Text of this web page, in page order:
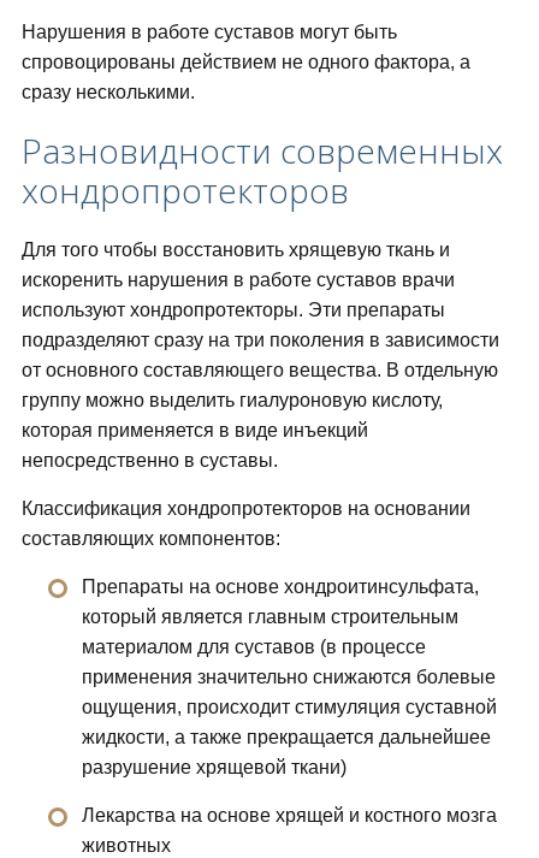
Нарушения в работе суставов могут быть
спровоцированы действием не одного фактора, а
сразу несколькими.
Разновидности современных
хондропротекторов
Для того чтобы восстановить хрящевую ткань и
искоренить нарушения в работе суставов врачи
используют хондропротекторы. Эти препараты
подразделяют сразу на три поколения в зависимости
от основного составляющего вещества. В отдельную
группу можно выделить гиалуроновую кислоту,
которая применяется в виде инъекций
непосредственно в суставы.
Классификация хондропротекторов на основании
составляющих компонентов:
Препараты на основе хондроитинсульфата,
который является главным строительным
материалом для суставов (в процессе
применения значительно снижаются болевые
ощущения, происходит стимуляция суставной
жидкости, а также прекращается дальнейшее
разрушение хрящевой ткани)
Лекарства на основе хрящей и костного мозга
животных